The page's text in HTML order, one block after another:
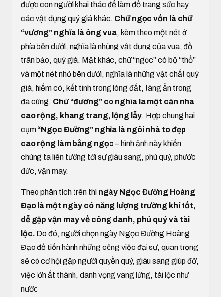
được con người khai thác để làm đồ trang sức hay
các vật dụng quý giá khác. Chữ ngọc vốn là chữ
“vương” nghĩa là ông vua, kèm theo một nét ở
phía bên dưới, nghĩa là những vật dụng của vua, đồ
trân bảo, quý giá. Mặt khác, chữ “ngọc” có bộ “thổ”
và một nét nhỏ bên dưới, nghĩa là những vật chất quý
giá, hiếm có, kết tinh trong lòng đất, tàng ẩn trong
đá cứng. Chữ “đường” có nghĩa là một căn nhà
cao rộng, khang trang, lộng lẫy. Hợp chung hai
cụm “Ngọc Đường” nghĩa là ngôi nhà to đẹp
cao rộng làm bằng ngọc – hình ảnh này khiến
chúng ta liên tưởng tới sự giàu sang, phú quý, phước
đức, vận may.
Theo phân tích trên thì ngày Ngọc Đường Hoàng
Đạo là một ngày có năng lượng trường khí tốt,
dễ gặp vận may về công danh, phú quý và tài
lộc. Do đó, người chọn ngày Ngọc Đường Hoàng
Đạo để tiến hành những công việc đại sự, quan trọng
sẽ có cơ hội gặp người quyền quý, giàu sang giúp đỡ,
việc lớn ắt thành, danh vọng vang lừng, tài lộc như
nước